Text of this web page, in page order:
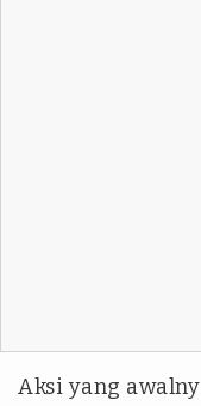
Aksi yang